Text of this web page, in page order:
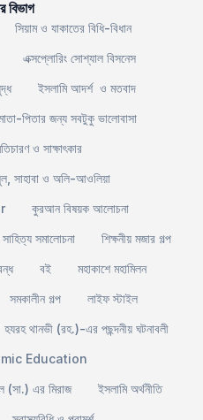
বিভাগ
সিয়াম ও যাকাতের বিধি-বিধান
এক্সপ্লোরিং সোশ্যাল বিসনেস
ইসলামি আদর্শ ও মতবাদ
পিতার জন্য সবটুকু ভালোবাসা
ও সাক্ষাৎকার
সাহাবা ও অলি-আওলিয়া
কুরআন বিষয়ক আলোচনা
সাহিত্য সমালোচনা
শিক্ষনীয় মজার গল্প
বই
মহাকাশে মহামিলন
সমকালীন গল্প
লাইফ স্টাইল
হযরহ থানভী (রহ.)-এর পছন্দনীয় ঘটনাবলী
Education
(সা.) এর মিরাজ
ইসলামি অর্থনীতি